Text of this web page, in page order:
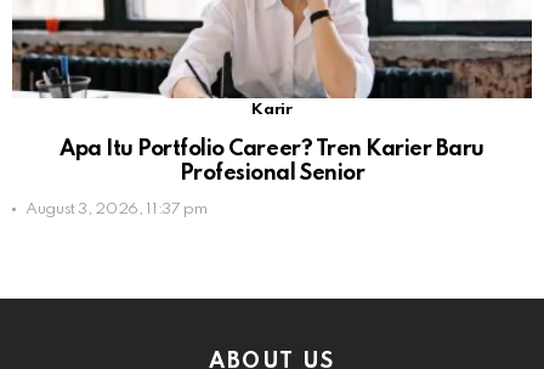
Karir
Apa Itu Portfolio Career? Tren Karier Baru
Profesional Senior
August 3, 2026, 11:37 pm
ABOUT US